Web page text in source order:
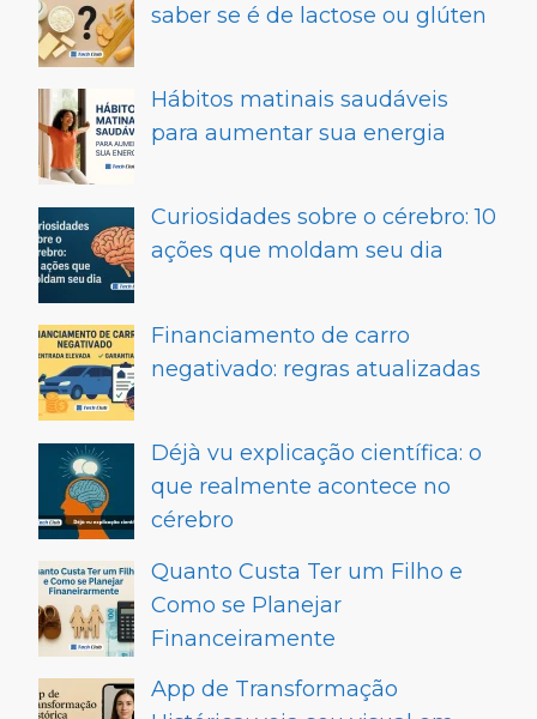
saber se é de lactose ou glúten
Hábitos matinais saudáveis
para aumentar sua energia
Curiosidades sobre o cérebro: 10
ações que moldam seu dia
Financiamento de carro
negativado: regras atualizadas
Déjà vu explicação científica: o
que realmente acontece no
cérebro
Quanto Custa Ter um Filho e
Como se Planejar
Financeiramente
App de Transformação